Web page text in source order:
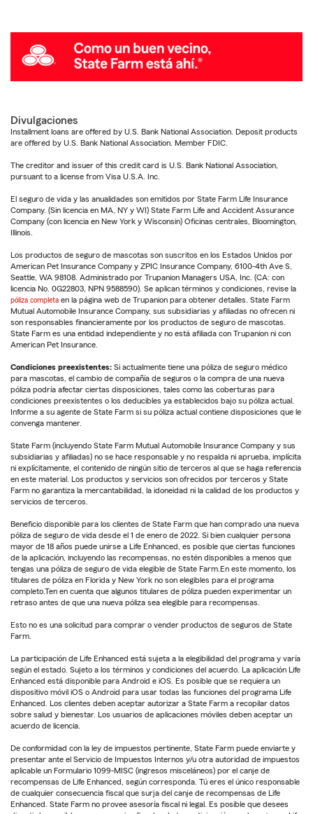
Divulgaciones
Installment loans are offered by U.S. Bank National Association. Deposit products
are offered by U.S. Bank National Association. Member FDIC.
The creditor and issuer of this credit card is U.S. Bank National Association,
pursuant to a license from Visa U.S.A. Inc.
El seguro de vida y las anualidades son emitidos por State Farm Life Insurance
Company. (Sin licencia en MA, NY y WI) State Farm Life and Accident Assurance
Company (con licencia en New York y Wisconsin) Oficinas centrales, Bloomington,
Illinois.
Los productos de seguro de mascotas son suscritos en los Estados Unidos por
American Pet Insurance Company y ZPIC Insurance Company, 6100-4th Ave S,
Seattle, WA 98108. Administrado por Trupanion Managers USA, Inc. (CA: con
licencia No. 0G22803, NPN 9588590). Se aplican términos y condiciones, revise la
póliza completa en la página web de Trupanion para obtener detalles. State Farm
Mutual Automobile Insurance Company, sus subsidiarias y afiliadas no ofrecen ni
son responsables financieramente por los productos de seguro de mascotas.
State Farm es una entidad independiente y no está afiliada con Trupanion ni con
American Pet Insurance.
Condiciones preexistentes: Si actualmente tiene una póliza de seguro médico
para mascotas, el cambio de compañía de seguros o la compra de una nueva
póliza podría afectar ciertas disposiciones, tales como las coberturas para
condiciones preexistentes o los deducibles ya establecidos bajo su póliza actual.
Informe a su agente de State Farm si su póliza actual contiene disposiciones que le
convenga mantener.
State Farm (incluyendo State Farm Mutual Automobile Insurance Company y sus
subsidiarias y afiliadas) no se hace responsable y no respalda ni aprueba, implícita
ni explícitamente, el contenido de ningún sitio de terceros al que se haga referencia
en este material. Los productos y servicios son ofrecidos por terceros y State
Farm no garantiza la mercantabilidad, la idoneidad ni la calidad de los productos y
servicios de terceros.
Beneficio disponible para los clientes de State Farm que han comprado una nueva
póliza de seguro de vida desde el 1 de enero de 2022. Si bien cualquier persona
mayor de 18 años puede unirse a Life Enhanced, es posible que ciertas funciones
de la aplicación, incluyendo las recompensas, no estén disponibles a menos que
tengas una póliza de seguro de vida elegible de State Farm.En este momento, los
titulares de póliza en Florida y New York no son elegibles para el programa
completo.Ten en cuenta que algunos titulares de póliza pueden experimentar un
retraso antes de que una nueva póliza sea elegible para recompensas.
Esto no es una solicitud para comprar o vender productos de seguros de State
Farm.
La participación de Life Enhanced está sujeta a la elegibilidad del programa y varía
según el estado. Sujeto a los términos y condiciones del acuerdo. La aplicación Life
Enhanced está disponible para Android e iOS. Es posible que se requiera un
dispositivo móvil iOS o Android para usar todas las funciones del programa Life
Enhanced. Los clientes deben aceptar autorizar a State Farm a recopilar datos
sobre salud y bienestar. Los usuarios de aplicaciones móviles deben aceptar un
acuerdo de licencia.
De conformidad con la ley de impuestos pertinente, State Farm puede enviarte y
presentar ante el Servicio de Impuestos Internos y/u otra autoridad de impuestos
aplicable un Formulario 1099-MISC (ingresos misceláneos) por el canje de
recompensas de Life Enhanced, según corresponda. Tú eres el único responsable
de cualquier consecuencia fiscal que surja del canje de recompensas de Life
Enhanced. State Farm no provee asesoría fiscal ni legal. Es posible que desees